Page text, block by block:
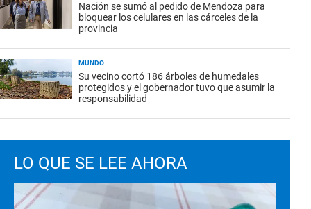
Nación se sumó al pedido de Mendoza para
bloquear los celulares en las cárceles de la
provincia
MUNDO
Su vecino cortó 186 árboles de humedales
protegidos y el gobernador tuvo que asumir la
responsabilidad
LO QUE SE LEE AHORA